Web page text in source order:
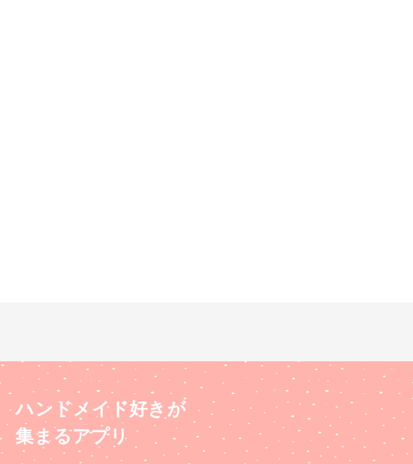
ハンドメイド好きが
集まるアプリ